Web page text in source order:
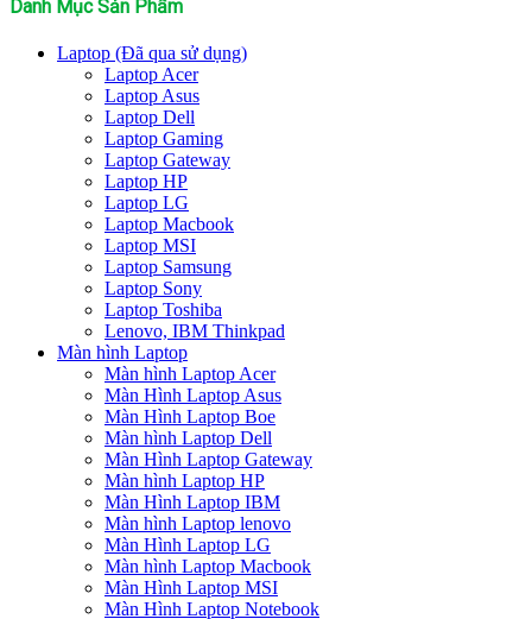
Danh Mục Sản Phẩm
Laptop (Đã qua sử dụng)
Laptop Acer
Laptop Asus
Laptop Dell
Laptop Gaming
Laptop Gateway
Laptop HP
Laptop LG
Laptop Macbook
Laptop MSI
Laptop Samsung
Laptop Sony
Laptop Toshiba
Lenovo, IBM Thinkpad
Màn hình Laptop
Màn hình Laptop Acer
Màn Hình Laptop Asus
Màn Hình Laptop Boe
Màn hình Laptop Dell
Màn Hình Laptop Gateway
Màn hình Laptop HP
Màn Hình Laptop IBM
Màn hình Laptop lenovo
Màn Hình Laptop LG
Màn hình Laptop Macbook
Màn Hình Laptop MSI
Màn Hình Laptop Notebook